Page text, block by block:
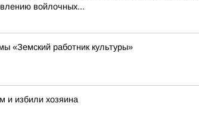
войлочных...
«Земский работник культуры»
и избили хозяина